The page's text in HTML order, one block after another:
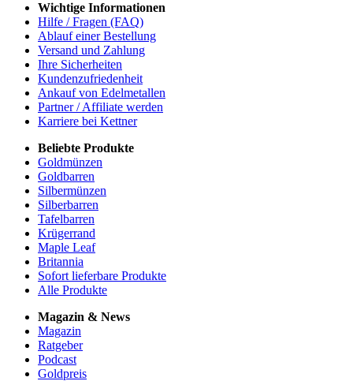
Wichtige Informationen
Hilfe / Fragen (FAQ)
Ablauf einer Bestellung
Versand und Zahlung
Ihre Sicherheiten
Kundenzufriedenheit
Ankauf von Edelmetallen
Partner / Affiliate werden
Karriere bei Kettner
Beliebte Produkte
Goldmünzen
Goldbarren
Silbermünzen
Silberbarren
Tafelbarren
Krügerrand
Maple Leaf
Britannia
Sofort lieferbare Produkte
Alle Produkte
Magazin & News
Magazin
Ratgeber
Podcast
Goldpreis